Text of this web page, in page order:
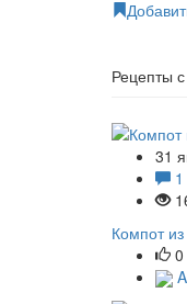
Рецепты
31
1
Компот
0